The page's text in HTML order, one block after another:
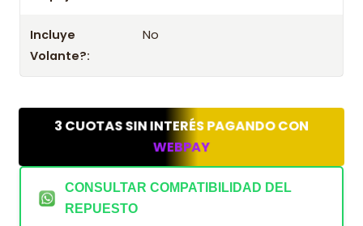
Incluye
Volante?:
No
3 CUOTAS SIN INTERÉS PAGANDO CON
WEBPAY
CONSULTAR COMPATIBILIDAD DEL
REPUESTO